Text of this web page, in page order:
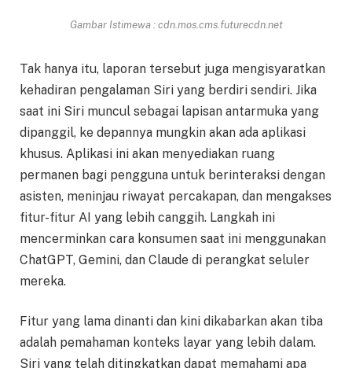
Gambar Istimewa : cdn.mos.cms.futurecdn.net
Tak hanya itu, laporan tersebut juga mengisyaratkan
kehadiran pengalaman Siri yang berdiri sendiri. Jika
saat ini Siri muncul sebagai lapisan antarmuka yang
dipanggil, ke depannya mungkin akan ada aplikasi
khusus. Aplikasi ini akan menyediakan ruang
permanen bagi pengguna untuk berinteraksi dengan
asisten, meninjau riwayat percakapan, dan mengakses
fitur-fitur AI yang lebih canggih. Langkah ini
mencerminkan cara konsumen saat ini menggunakan
ChatGPT, Gemini, dan Claude di perangkat seluler
mereka.
Fitur yang lama dinanti dan kini dikabarkan akan tiba
adalah pemahaman konteks layar yang lebih dalam.
Siri yang telah ditingkatkan dapat memahami apa